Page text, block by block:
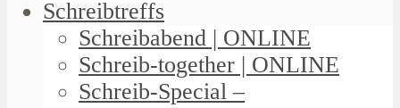
Schreibtreffs
Schreibabend | ONLINE
Schreib-together | ONLINE
Schreib-Special –